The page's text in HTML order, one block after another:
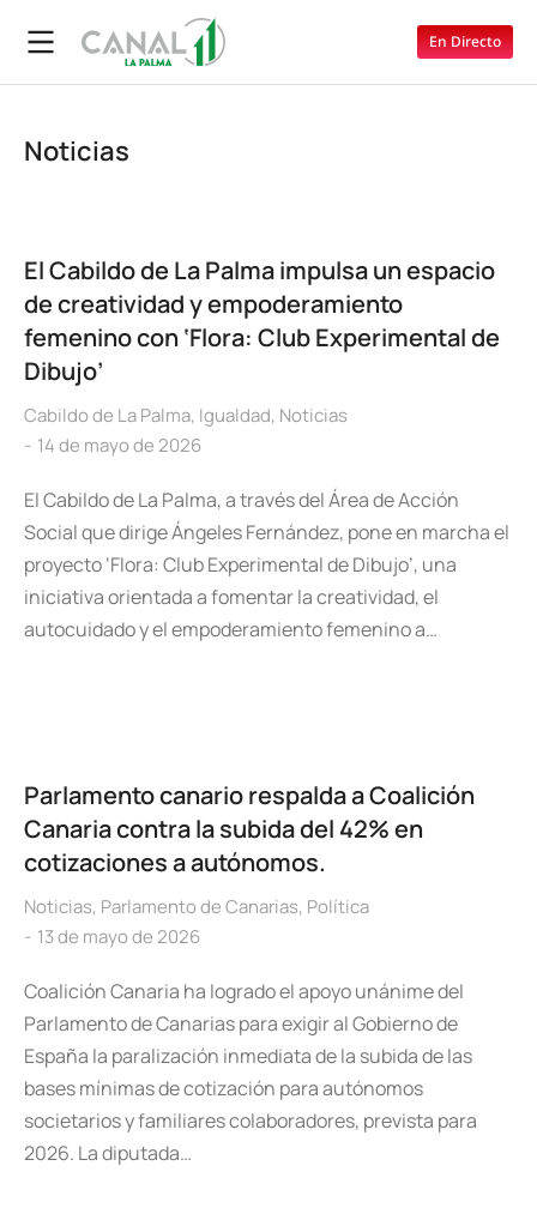
En Directo
Noticias
El Cabildo de La Palma impulsa un espacio
de creatividad y empoderamiento
femenino con ‘Flora: Club Experimental de
Dibujo’
Cabildo de La Palma, Igualdad, Noticias
14 de mayo de 2026
El Cabildo de La Palma, a través del Área de Acción
Social que dirige Ángeles Fernández, pone en marcha el
proyecto ‘Flora: Club Experimental de Dibujo’, una
iniciativa orientada a fomentar la creatividad, el
autocuidado y el empoderamiento femenino a…
Parlamento canario respalda a Coalición
Canaria contra la subida del 42% en
cotizaciones a autónomos.
Noticias, Parlamento de Canarias, Política
13 de mayo de 2026
Coalición Canaria ha logrado el apoyo unánime del
Parlamento de Canarias para exigir al Gobierno de
España la paralización inmediata de la subida de las
bases mínimas de cotización para autónomos
societarios y familiares colaboradores, prevista para
2026. La diputada…